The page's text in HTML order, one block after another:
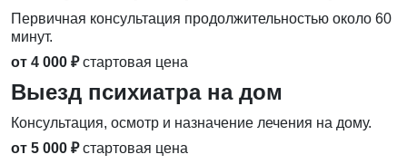
Первичная консультация продолжительностью около 60
минут.
от 4 000 ₽ стартовая цена
Выезд психиатра на дом
Консультация, осмотр и назначение лечения на дому.
от 5 000 ₽ стартовая цена